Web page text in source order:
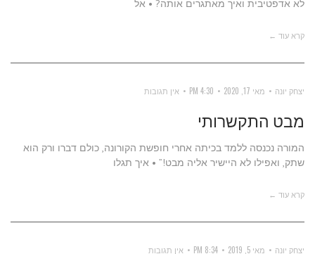
לא אדפטיבית ואיך מאתגרים אותה? • אל
קרא עוד ←
יצחק יונה מאי 17, 2020 4:30 PM אין תגובות
מבט התקשרותי
המורה נכנסה ללמד בכיתה אחרי חופשת הקורונה, כולם דברו ורק הוא
שתק, ואפילו לא היישיר אליה מבט!” • איך תגלו
קרא עוד ←
יצחק יונה מאי 5, 2019 8:34 PM אין תגובות